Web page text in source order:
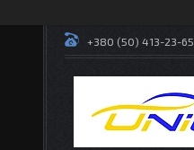
+380 (50) 413-23-65